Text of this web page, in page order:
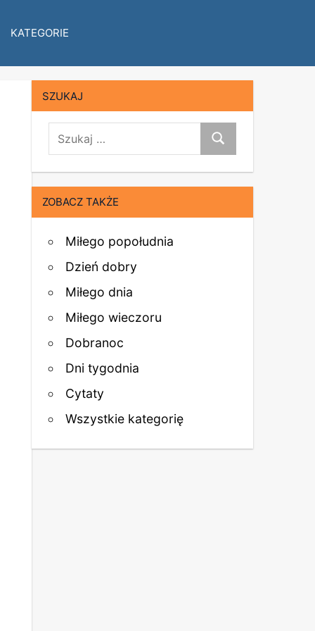
KATEGORIE
SZUKAJ
szukaj:
Szukaj
ZOBACZ TAKŻE
Miłego popołudnia
Dzień dobry
Miłego dnia
Miłego wieczoru
Dobranoc
Dni tygodnia
Cytaty
Wszystkie kategorię